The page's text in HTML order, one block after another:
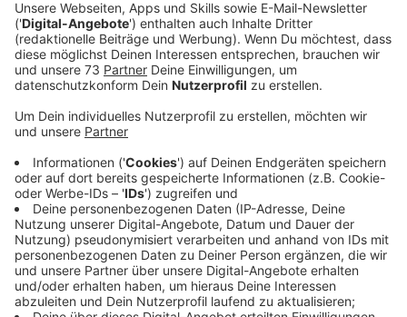
Veröffentlicht:Mittwoch, 12.06.2019 06:15
Anzeige
Die Ratssitzung in Bocholt könnte am Mittwoch
Themen, die abgearbeitet werden müssen, ist picke
packe voll. Los gehts heute Nachmittag mit einer
kritischen Nachfrage. Wie früh genau hat die Stadt
gewusst, dass das Rathaus unter Denkmalschutz
gestellt werden soll? Das möchte Rainer Sauer
wissen, er glaubt, dass die Stadt schon 2015/16
Bescheid wusste und fragt sich, warum Politik und